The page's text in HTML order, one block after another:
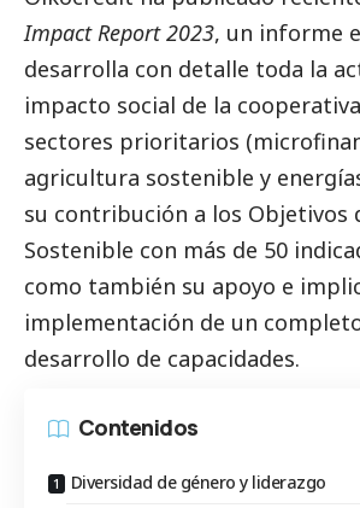
Impact Report 2023, un informe
desarrolla con detalle toda la
impacto social de la
sectores prioritarios
agricultura sostenible y
su contribución a los Objetivos
Sostenible con más de 50
como también su apoyo e
implementación de un
desarrollo de capacidades.
Contenidos
Diversidad de género y liderazgo